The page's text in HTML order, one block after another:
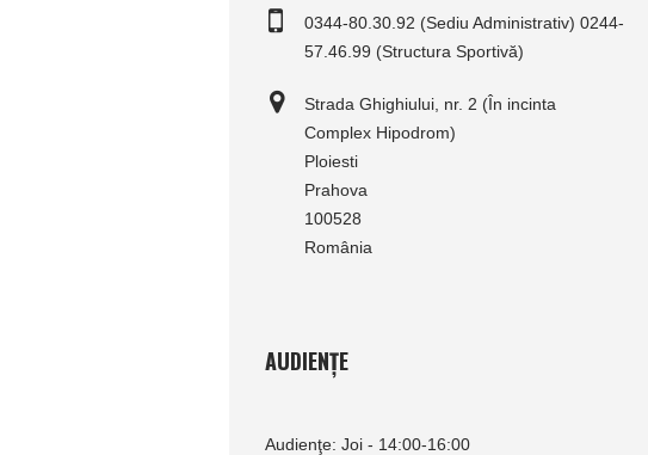
0344-80.30.92 (Sediu Administrativ) 0244-
57.46.99 (Structura Sportivă)
Strada Ghighiului, nr. 2 (În incinta
Complex Hipodrom)
Ploiesti
Prahova
100528
România
AUDIENȚE
Audienţe: Joi - 14:00-16:00